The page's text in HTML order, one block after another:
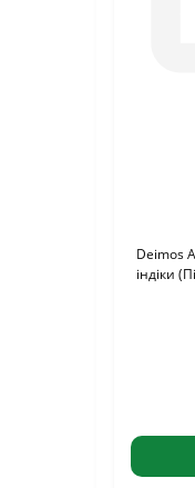
Deimos
індіки